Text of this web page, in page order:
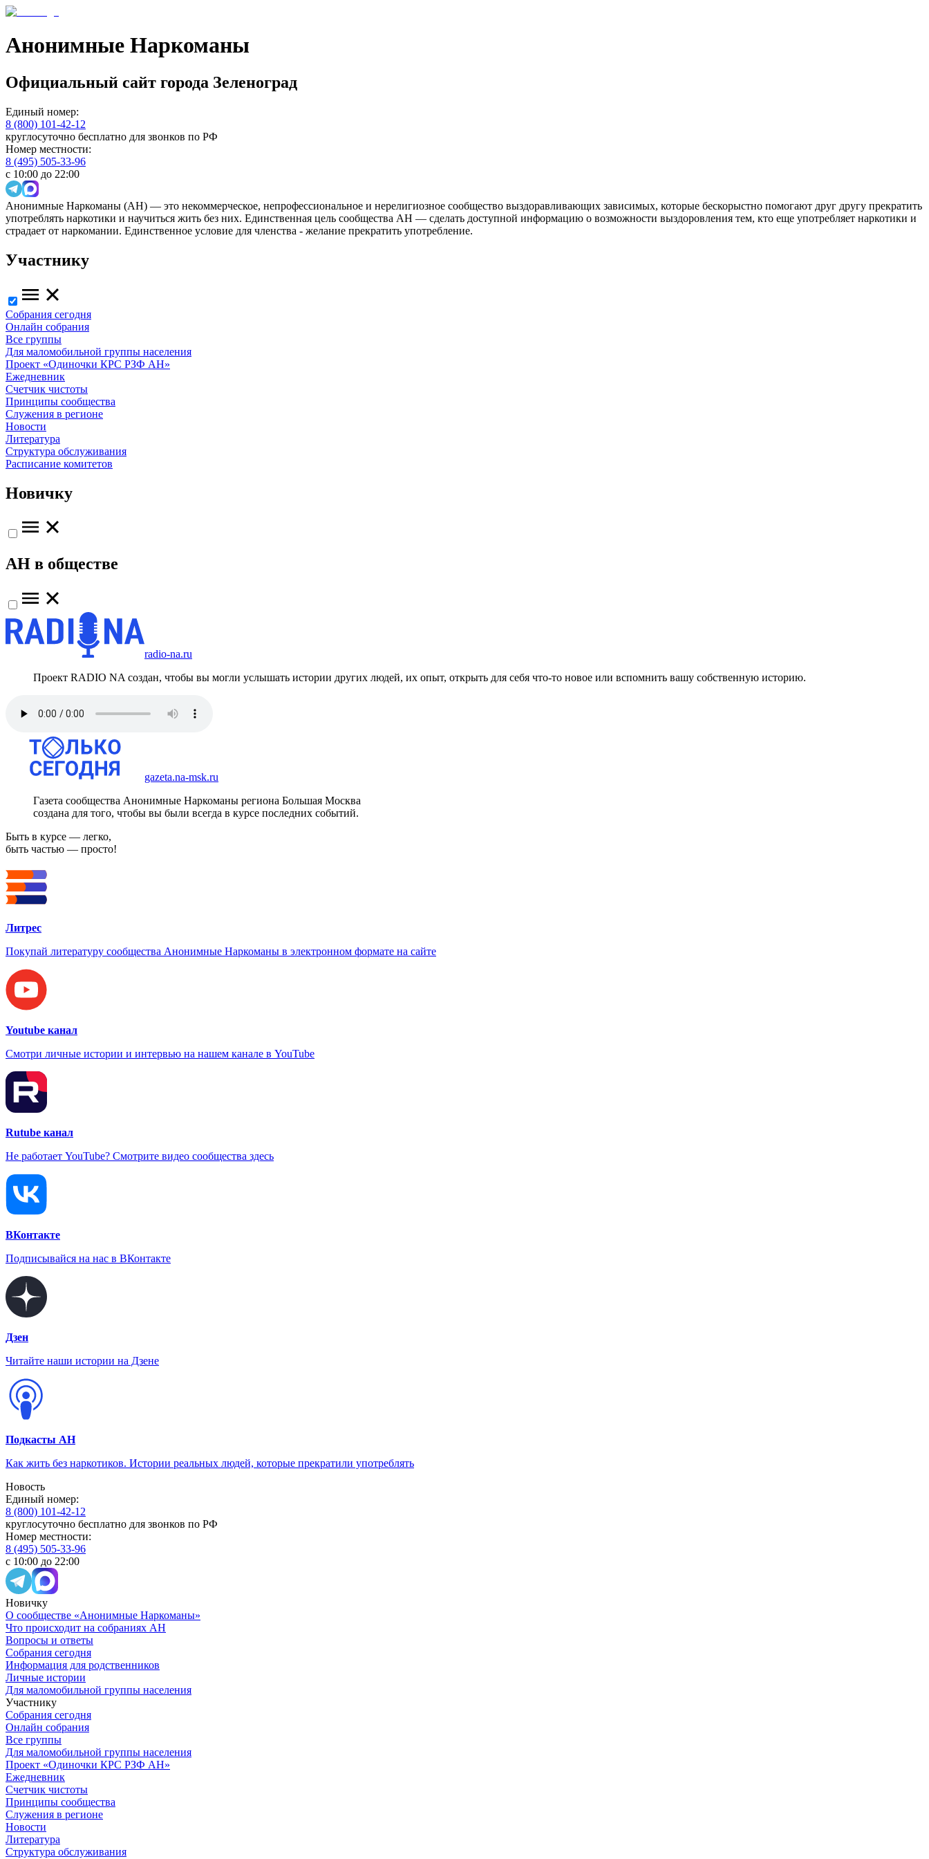
Анонимные Наркоманы
Официальный сайт города Зеленоград
Единый номер:
8 (800) 101-42-12
круглосуточно бесплатно для звонков по РФ
Номер местности:
8 (495) 505-33-96
с 10:00 до 22:00
Анонимные Наркоманы (АН) — это некоммерческое, непрофессиональное и нерелигиозное сообщество выздоравливающих зависимых, которые бескорыстно помогают друг другу прекратить
употреблять наркотики и научиться жить без них. Единственная цель сообщества АН — сделать доступной информацию о возможности выздоровления тем, кто еще употребляет наркотики и
страдает от наркомании. Единственное условие для членства - желание прекратить употребление.
Участнику
Собрания сегодня
Онлайн собрания
Все группы
Для маломобильной группы населения
Проект «Одиночки КРС РЗФ АН»
Ежедневник
Счетчик чистоты
Принципы сообщества
Служения в регионе
Новости
Литература
Структура обслуживания
Расписание комитетов
Новичку
АН в обществе
radio-na.ru
Проект RADIO NA создан, чтобы вы могли услышать истории других людей, их опыт, открыть для себя что-то новое или вспомнить вашу собственную историю.
gazeta.na-msk.ru
Газета сообщества Анонимные Наркоманы региона Большая Москва
создана для того, чтобы вы были всегда в курсе последних событий.
Быть в курсе — легко,
быть частью — просто!
Литрес
Покупай литературу сообщества Анонимные Наркоманы в электронном формате на сайте
Youtube канал
Смотри личные истории и интервью на нашем канале в YouTube
Rutube канал
Не работает YouTube? Смотрите видео сообщества здесь
ВКонтакте
Подписывайся на нас в ВКонтакте
Дзен
Читайте наши истории на Дзене
Подкасты АН
Как жить без наркотиков. Истории реальных людей, которые прекратили употреблять
Новость
Единый номер:
8 (800) 101-42-12
круглосуточно бесплатно для звонков по РФ
Номер местности:
8 (495) 505-33-96
с 10:00 до 22:00
Новичку
О сообществе «Анонимные Наркоманы»
Что происходит на собраниях АН
Вопросы и ответы
Собрания сегодня
Информация для родственников
Личные истории
Для маломобильной группы населения
Участнику
Собрания сегодня
Онлайн собрания
Все группы
Для маломобильной группы населения
Проект «Одиночки КРС РЗФ АН»
Ежедневник
Счетчик чистоты
Принципы сообщества
Служения в регионе
Новости
Литература
Структура обслуживания